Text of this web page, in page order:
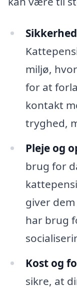
miljø,
for at
kontakt
tryghed,
Pleje og
brug for
giver
har brug
Kost og
sikre, at